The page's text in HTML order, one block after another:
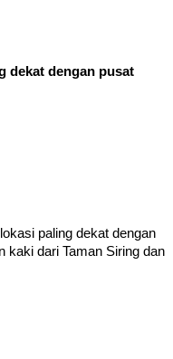
dekat dengan pusat
paling dekat dengan
kaki dari Taman Siring dan